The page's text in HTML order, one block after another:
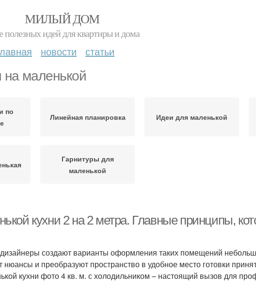
МИЛЫЙ ДОМ
полезных идей для квартиры и дома
новости статьи
на маленькой
по
Линейная планировка Идеи для маленькой
Гарнитуры для
маленькой
кухни 2 на 2 метра. Главные принципы,
создают варианты оформления таких помещений
нюансы и преобразуют пространство в удобное место готовки
кухни фото 4 кв. м. с холодильником – настоящий вызов для